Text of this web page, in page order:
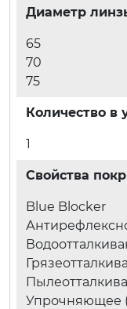
Диаметр
65
70
75
Количество в
1
Свойства
Blue Blocker
Упрочняющее